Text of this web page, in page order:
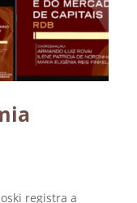
registra a